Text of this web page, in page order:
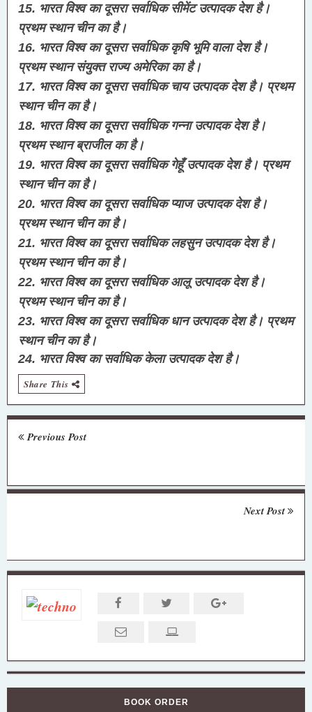
15. भारत विश्व का दूसरा सर्वाधिक सीमेंट उत्पादक देश है।
प्रथम स्थान चीन का है।
16. भारत विश्व का दूसरा सर्वाधिक कृषि भूमि वाला देश है।
प्रथम स्थान संयुक्त राज्य अमेरिका का है।
17. भारत विश्व का दूसरा सर्वाधिक चाय उत्पादक देश है। प्रथम
स्थान चीन का है।
18. भारत विश्व का दूसरा सर्वाधिक गन्ना उत्पादक देश है।
प्रथम स्थान ब्राजील का है।
19. भारत विश्व का दूसरा सर्वाधिक गेहूँ उत्पादक देश है। प्रथम
स्थान चीन का है।
20. भारत विश्व का दूसरा सर्वाधिक प्याज उत्पादक देश है।
प्रथम स्थान चीन का है।
21. भारत विश्व का दूसरा सर्वाधिक लहसुन उत्पादक देश है।
प्रथम स्थान चीन का है।
22. भारत विश्व का दूसरा सर्वाधिक आलू उत्पादक देश है।
प्रथम स्थान चीन का है।
23. भारत विश्व का दूसरा सर्वाधिक धान उत्पादक देश है। प्रथम
स्थान चीन का है।
24. भारत विश्व का सर्वाधिक केला उत्पादक देश है।
Share This
Previous Post
Next Post
BOOK ORDER